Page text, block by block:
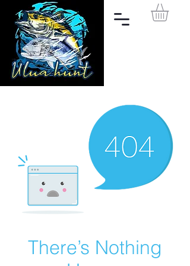
There’s Nothing